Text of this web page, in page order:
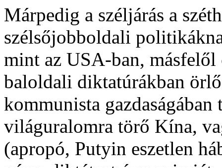
Márpedig a széljárás a
szélsőjobboldali
mint az USA-ban,
baloldali diktatúrákban
kommunista
világuralomra törő Kína,
(apropó, Putyin eszetlen